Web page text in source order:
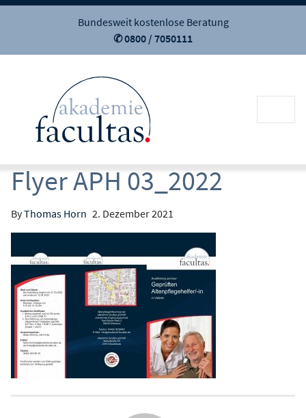
Bundesweit kostenlose Beratung
✆ 0800 / 7050111
Flyer APH 03_2022
ByThomas Horn 2. Dezember 2021